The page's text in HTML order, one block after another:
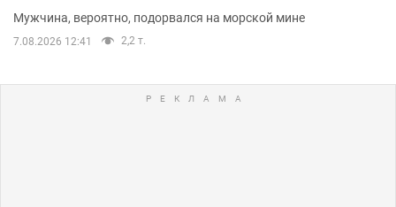
Мужчина, вероятно, подорвался на морской мине
7.08.2026 12:41 2,2 т.